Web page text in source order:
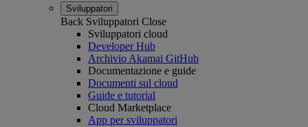
Sviluppatori
Back Sviluppatori Close
Sviluppatori cloud
Developer Hub
Archivio Akamai GitHub
Documentazione e guide
Documenti sul cloud
Guide e tutorial
Cloud Marketplace
App per sviluppatori